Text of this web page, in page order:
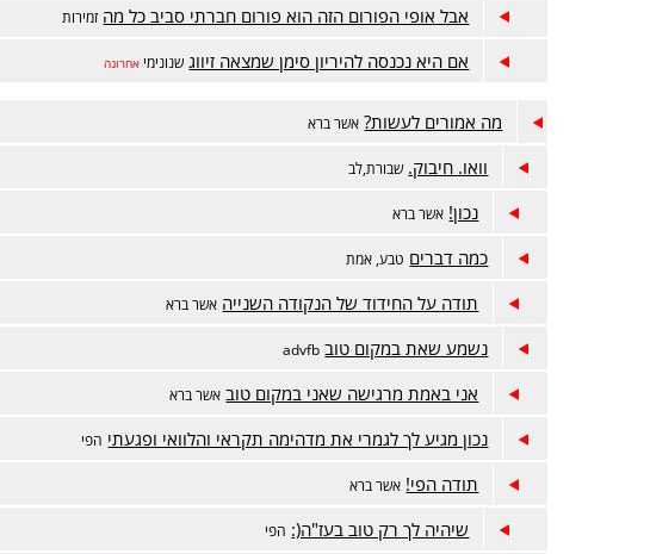
אבל אופי הפורום הזה הוא פורום חברתי סביב כל מה זמירות
אם היא נכנסה להיריון סימן שמצאה זיווג שנונימי אחרונה
מה אמורים לעשות? אשר ברא
וואו. חיבוק. שבורת,לב
נכון! אשר ברא
כמה דברים טבע, אמת
תודה על החידוד של הנקודה השנייה אשר ברא
נשמע שאת במקום טוב advfb
אני באמת מרגישה שאני במקום טוב אשר ברא
נכון מגיע לך לגמרי את מדהימה תקראי והלוואי ופגעתי הפי
תודה הפי! אשר ברא
שיהיה לך רק טוב בעז"ה(: הפי